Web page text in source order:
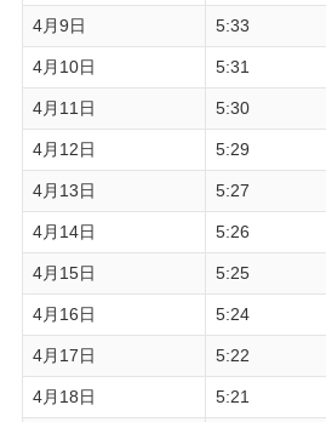
4月9日 5:33
4月10日 5:31
4月11日 5:30
4月12日 5:29
4月13日 5:27
4月14日 5:26
4月15日 5:25
4月16日 5:24
4月17日 5:22
4月18日 5:21